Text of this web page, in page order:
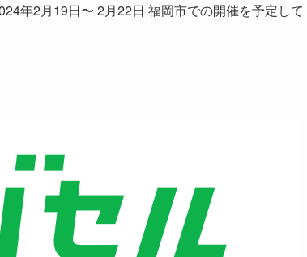
年2月19日〜 2月22日 福岡市での開催を予定して